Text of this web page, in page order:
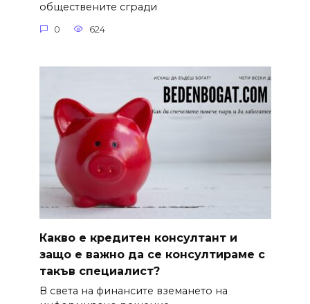
обществените сгради
0 624
Какво е кредитен консултант и
защо е важно да се консултираме с
такъв специалист?
В света на финансите вземането на